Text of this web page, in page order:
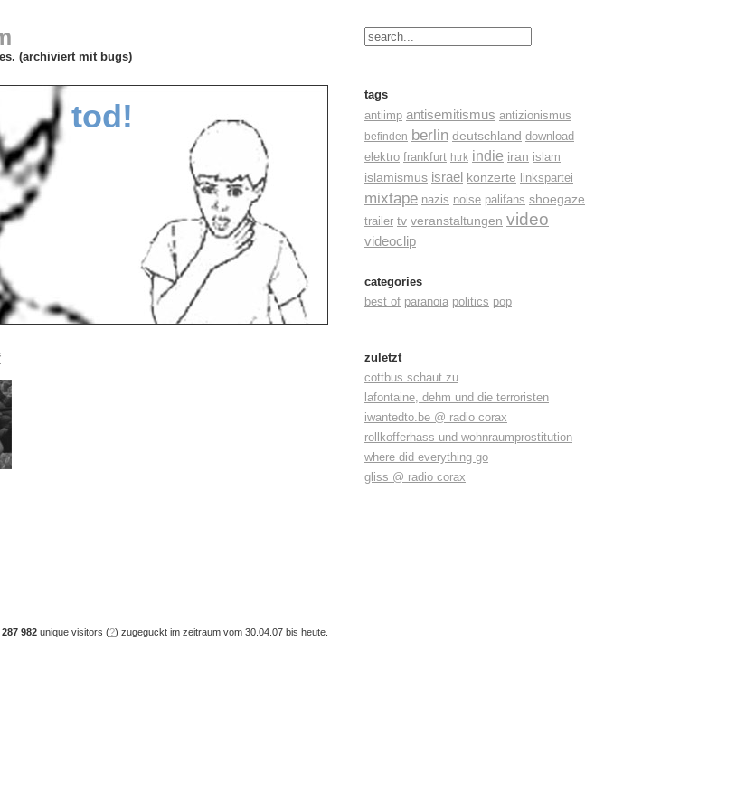
(archiviert mit bugs)
tod!
tags
antiimp antisemitismus antizionismus
befinden berlin deutschland download
elektro frankfurt htrk indie iran islam
islamismus israel konzerte linkspartei
mixtape nazis noise palifans shoegaze
trailer tv veranstaltungen video
videoclip
categories
best of paranoia politics pop
zuletzt
cottbus schaut zu
lafontaine, dehm und die terroristen
iwantedto.be @ radio corax
rollkofferhass und wohnraumprostitution
where did everything go
gliss @ radio corax
287 982 unique visitors (?) zugeguckt im zeitraum vom 30.04.07 bis heute.